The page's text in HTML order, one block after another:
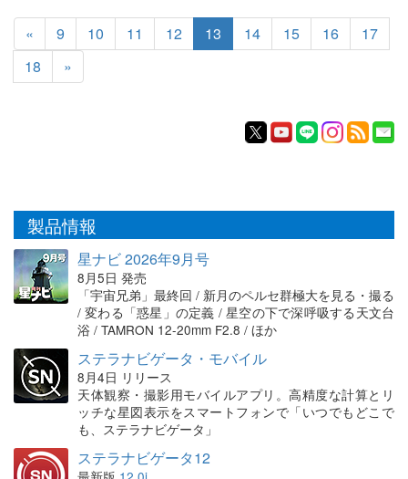
« 9 10 11 12 13 14 15 16
17
18
»
製品情報
星ナビ 2026年9月号
8月5日 発売
「宇宙兄弟」最終回 / 新月のペルセ群極大を見る・撮る
/ 変わる「惑星」の定義 / 星空の下で深呼吸する天文台
浴 / TAMRON 12-20mm F2.8 / ほか
ステラナビゲータ・モバイル
8月4日 リリース
天体観察・撮影用モバイルアプリ。高精度な計算とリ
ッチな星図表示をスマートフォンで「いつでもどこで
も、ステラナビゲータ」
ステラナビゲータ12